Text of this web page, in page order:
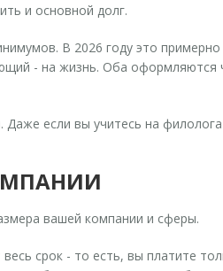
и основной долг.
В 2026 году это примерно
- на жизнь. Оба оформляются
если вы учитесь на
вашей компании и сферы.
срок - то есть, вы платите